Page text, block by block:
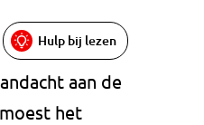
Hulp bij lezen
aan de
het